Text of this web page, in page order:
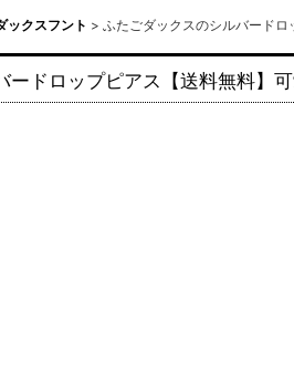
ックスフント > ふたごダックスのシルバード
ードロップピアス【送料無料】